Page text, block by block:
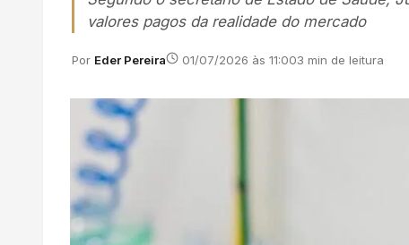
valores pagos da realidade do mercado
Por Eder Pereira 01/07/2026 às 11:003 min de leitura